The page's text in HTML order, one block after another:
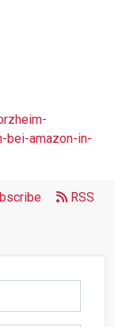
bei-amazon-in-
RSS